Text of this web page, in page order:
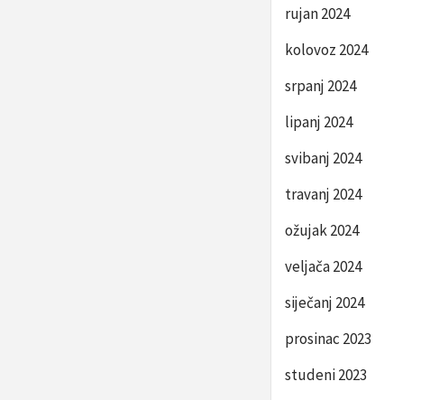
rujan 2024
kolovoz 2024
srpanj 2024
lipanj 2024
svibanj 2024
travanj 2024
ožujak 2024
veljača 2024
siječanj 2024
prosinac 2023
studeni 2023